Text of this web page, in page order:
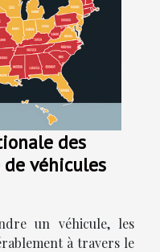
des
véhicules
un véhicule, les
à travers le